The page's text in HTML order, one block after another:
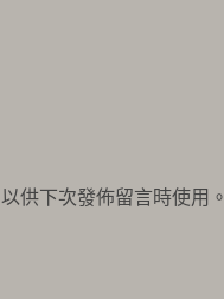
供下次發佈留言時使用。